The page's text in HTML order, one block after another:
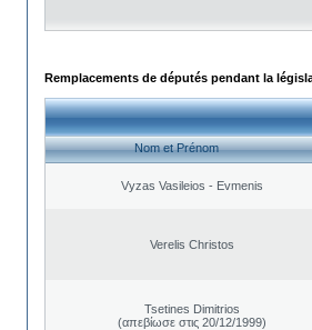
Remplacements de députés pendant la
Nom et Prénom
Vyzas Vasileios - Evmenis
Verelis Christos
Tsetines Dimitrios
(απεβίωσε στις 20/12/1999)